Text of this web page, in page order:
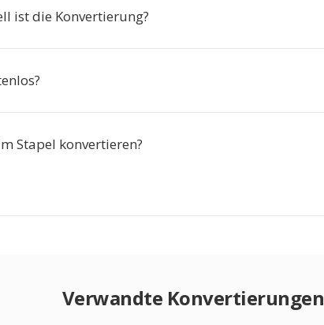
ist die Konvertierung?
Stapel konvertieren?
Verwandte Konvertierungen